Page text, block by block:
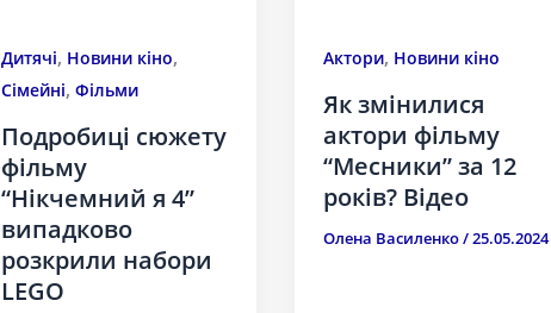
Дитячі, Новини кіно,
Сімейні, Фільми
Подробиці сюжету
фільму
“Нікчемний я 4”
випадково
розкрили набори
LEGO
Актори, Новини кіно
Як змінилися
актори фільму
“Месники” за 12
років? Відео
Олена Василенко/25.05.2024